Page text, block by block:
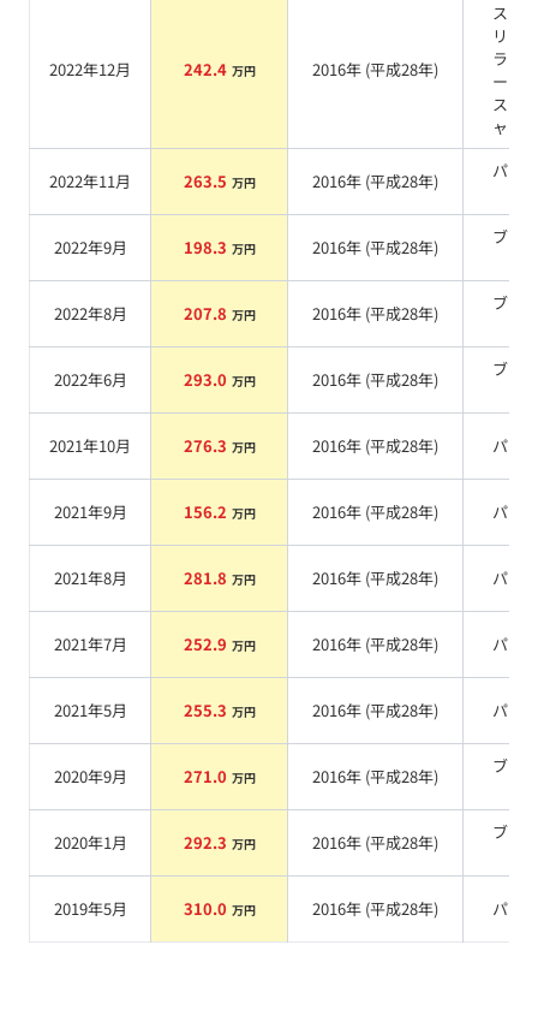
2022年12月 242.4 万円 2016年 (平成28年)
スパ
リン
ラッ
ール
スタ
ャイン
2022年11月 263.5 万円 2016年 (平成28年)
パー
2022年9月 198.3 万円 2016年 (平成28年)
ブラ
2022年8月 207.8 万円 2016年 (平成28年)
ブラ
2022年6月 293.0 万円 2016年 (平成28年)
ブラ
2021年10月 276.3 万円 2016年 (平成28年) パール
2021年9月 156.2 万円 2016年 (平成28年) パール
2021年8月 281.8 万円 2016年 (平成28年) パール
2021年7月 252.9 万円 2016年 (平成28年) パール
2021年5月 255.3 万円 2016年 (平成28年) パール
2020年9月 271.0 万円 2016年 (平成28年)
ブラ
2020年1月 292.3 万円 2016年 (平成28年)
ブラ
2019年5月 310.0 万円 2016年 (平成28年) パール